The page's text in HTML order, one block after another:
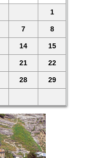
1
7 8
14 15
21 22
28 29